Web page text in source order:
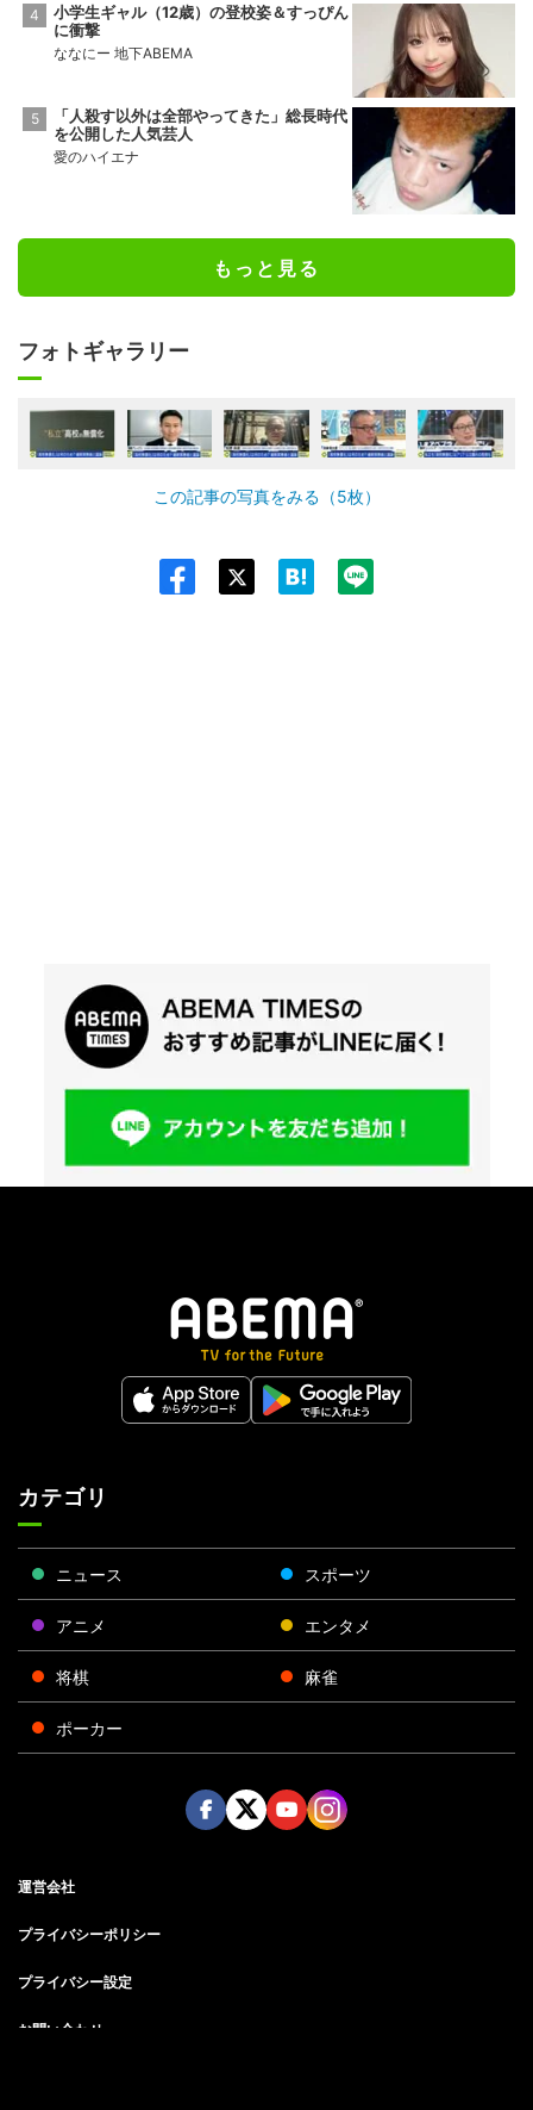
小学生ギャル（12歳）の登校姿＆すっぴん
に衝撃
ななにー 地下ABEMA
「人殺す以外は全部やってきた」総長時代
を公開した人気芸人
愛のハイエナ
もっと見る
フォトギャラリー
この記事の写真をみる（5枚）
カテゴリ
ニュース スポーツ
アニメ エンタメ
将棋 麻雀
ポーカー
運営会社
プライバシーポリシー
プライバシー設定
お問い合わせ